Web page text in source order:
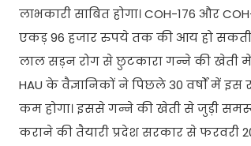
लाभकारी साबित होगा। COH-176 और
एकड़ 96 हजार रुपये तक की आय हो
लाल सड़न रोग से छुटकारा गन्ने की खेती
HAU के वैज्ञानिकों ने पिछले 30 वर्षों में
कम होगा। इससे गन्ने की खेती से जुड़ी
कराने की तैयारी प्रदेश सरकार से फरवरी